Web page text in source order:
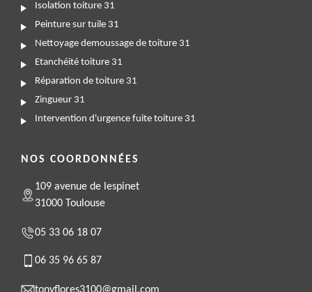
Isolation toiture 31
Peinture sur tuile 31
Nettoyage demoussage de toiture 31
Etanchéité toiture 31
Réparation de toiture 31
Zingueur 31
Intervention d'urgence fuite toiture 31
NOS COORDONNÉES
109 avenue de lespinet
31000 Toulouse
05 33 06 18 07
06 35 96 65 87